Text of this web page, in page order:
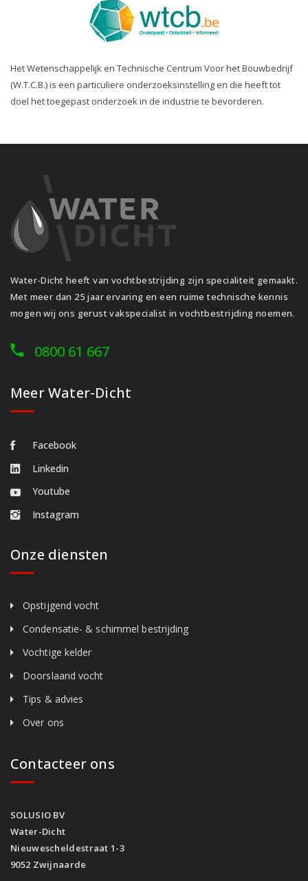
Het Wetenschappelijk en Technische Centrum Voor het Bouwbedrijf
(W.T.C.B.) is een particuliere onderzoeksinstelling en die heeft tot
doel het toegepast onderzoek in de industrie te bevorderen.
Water-Dicht heeft van vochtbestrijding zijn specialiteit gemaakt.
Met meer dan 25 jaar ervaring en een ruime technische kennis
mogen wij ons gerust vakspecialist in vochtbestrijding noemen.
0800 61 667
Meer Water-Dicht
Facebook
Linkedin
Youtube
Instagram
Onze diensten
Opstijgend vocht
Condensatie- & schimmel bestrijding
Vochtige kelder
Doorslaand vocht
Tips & advies
Over ons
Contacteer ons
SOLUSIO BV
Water-Dicht
Nieuwescheldestraat 1-3
9052 Zwijnaarde